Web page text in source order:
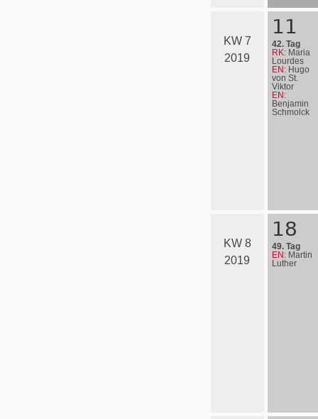
KW 7
2019
11
42. Tag
RK: Maria
Lourdes
EN: Hugo
von St.
Viktor
EN:
Benjamin
Schmolck
KW 8
2019
18
49. Tag
EN: Martin
Luther